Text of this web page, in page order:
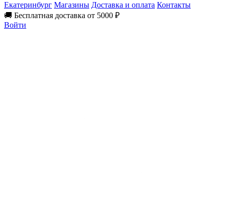
Екатеринбург Магазины Доставка и оплата Контакты
🚚 Бесплатная доставка от 5000 ₽
Войти